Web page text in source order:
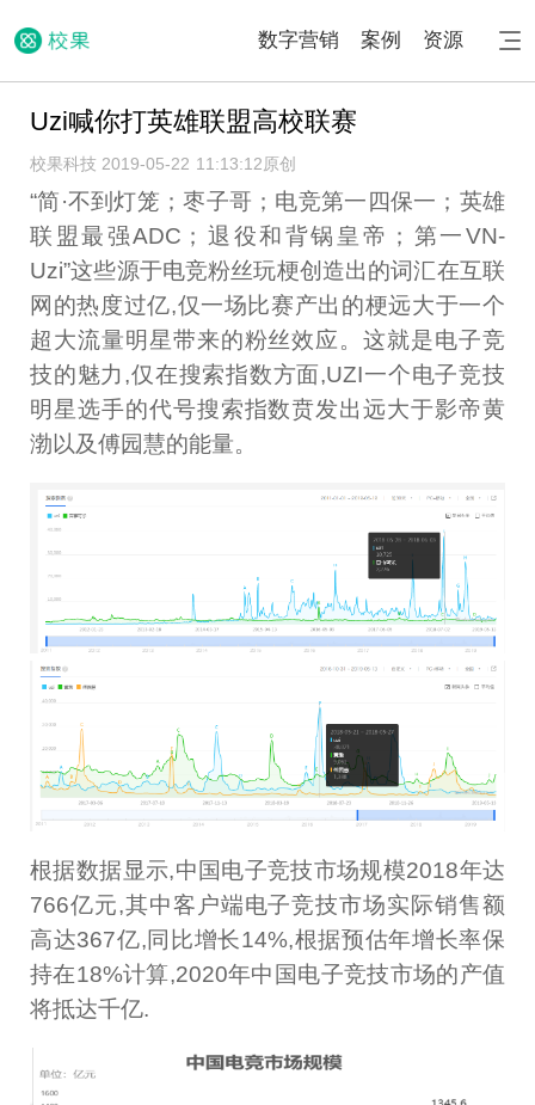
数字营销 案例 资源
Uzi喊你打英雄联盟高校联赛
校果科技 2019-05-22 11:13:12原创
“简·不到灯笼；枣子哥；电竞第一四保一；英雄
联盟最强ADC；退役和背锅皇帝；第一VN-
Uzi”这些源于电竞粉丝玩梗创造出的词汇在互联
网的热度过亿,仅一场比赛产出的梗远大于一个
超大流量明星带来的粉丝效应。这就是电子竞
技的魅力,仅在搜索指数方面,UZI一个电子竞技
明星选手的代号搜索指数贲发出远大于影帝黄
渤以及傅园慧的能量。
根据数据显示,中国电子竞技市场规模2018年达
766亿元,其中客户端电子竞技市场实际销售额
高达367亿,同比增长14%,根据预估年增长率保
持在18%计算,2020年中国电子竞技市场的产值
将抵达千亿.